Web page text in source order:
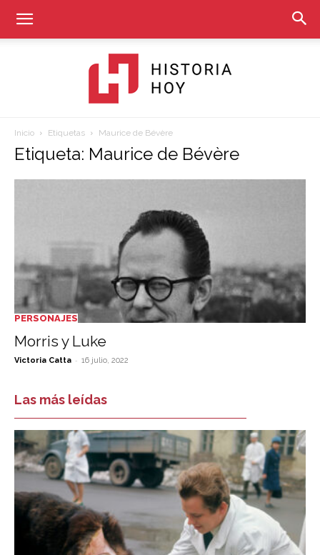
Historia
Inicio Etiquetas Maurice de Bévère
Etiqueta: Maurice de Bévère
PERSONAJES
Morris y Luke
Victoria Catta - 16 julio, 2022
Las más leídas